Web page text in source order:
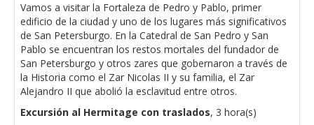
Vamos a visitar la Fortaleza de Pedro y Pablo, primer
edificio de la ciudad y uno de los lugares más significativos
de San Petersburgo. En la Catedral de San Pedro y San
Pablo se encuentran los restos mortales del fundador de
San Petersburgo y otros zares que gobernaron a través de
la Historia como el Zar Nicolas II y su familia, el Zar
Alejandro II que abolió la esclavitud entre otros.
Excursión al Hermitage con traslados, 3 hora(s)